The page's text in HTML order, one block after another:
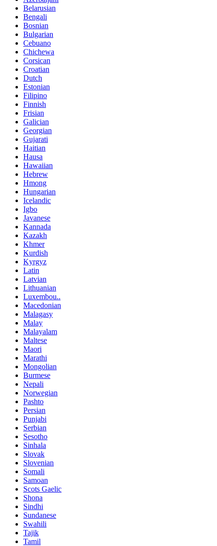
Belarusian
Bengali
Bosnian
Bulgarian
Cebuano
Chichewa
Corsican
Croatian
Dutch
Estonian
Filipino
Finnish
Frisian
Galician
Georgian
Gujarati
Haitian
Hausa
Hawaiian
Hebrew
Hmong
Hungarian
Icelandic
Igbo
Javanese
Kannada
Kazakh
Khmer
Kurdish
Kyrgyz
Latin
Latvian
Lithuanian
Luxembou..
Macedonian
Malagasy
Malay
Malayalam
Maltese
Maori
Marathi
Mongolian
Burmese
Nepali
Norwegian
Pashto
Persian
Punjabi
Serbian
Sesotho
Sinhala
Slovak
Slovenian
Somali
Samoan
Scots Gaelic
Shona
Sindhi
Sundanese
Swahili
Tajik
Tamil